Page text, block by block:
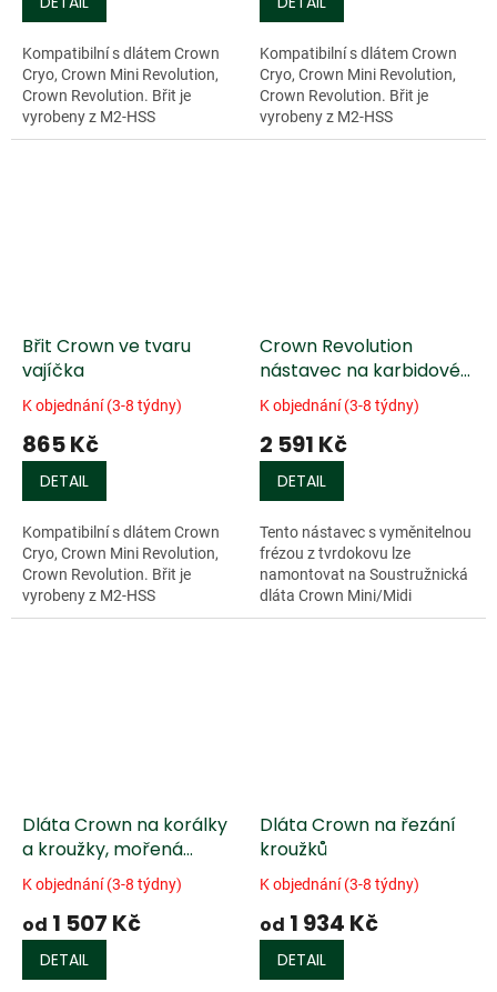
Kompatibilní s dlátem Crown
Cryo, Crown Mini Revolution,
Crown Revolution. Břit je
vyrobeny z M2-HSS
(kryogenní) oceli.
Kompatibilní s dlátem Crown
Cryo, Crown Mini Revolution,
Crown Revolution. Břit je
vyrobeny z M2-HSS
(kryogenní) oceli.
Břit Crown ve tvaru
vajíčka
K objednání (3-8 týdny)
865 Kč
DETAIL
Kompatibilní s dlátem Crown
Cryo, Crown Mini Revolution,
Crown Revolution. Břit je
vyrobeny z M2-HSS
(kryogenní) oceli.
Crown Revolution
nástavec na karbidové
frézy
K objednání (3-8 týdny)
2 591 Kč
DETAIL
Tento nástavec s vyměnitelnou
frézou z tvrdokovu lze
namontovat na Soustružnická
dláta Crown Mini/Midi
Revolution (č. 702120,
Dláta Crown na korálky
a kroužky, mořená
Buková rukojeť
K objednání (3-8 týdny)
od 1 507 Kč
DETAIL
Dláta Crown na řezání
kroužků
K objednání (3-8 týdny)
od 1 934 Kč
DETAIL